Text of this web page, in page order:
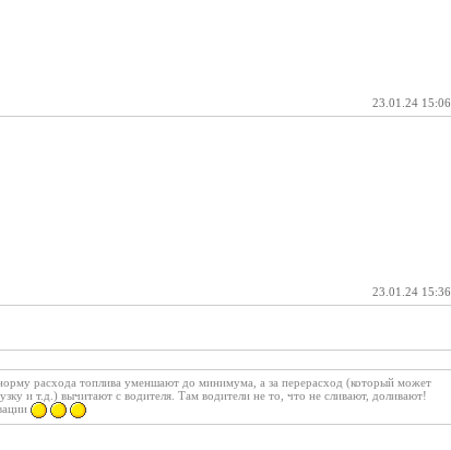
23.01.24 15:06
23.01.24 15:36
расхода топлива уменшают до минимума, а за перерасход (который может
и т.д.) вычитают с водителя. Там водители не то, что не сливают, доливают!